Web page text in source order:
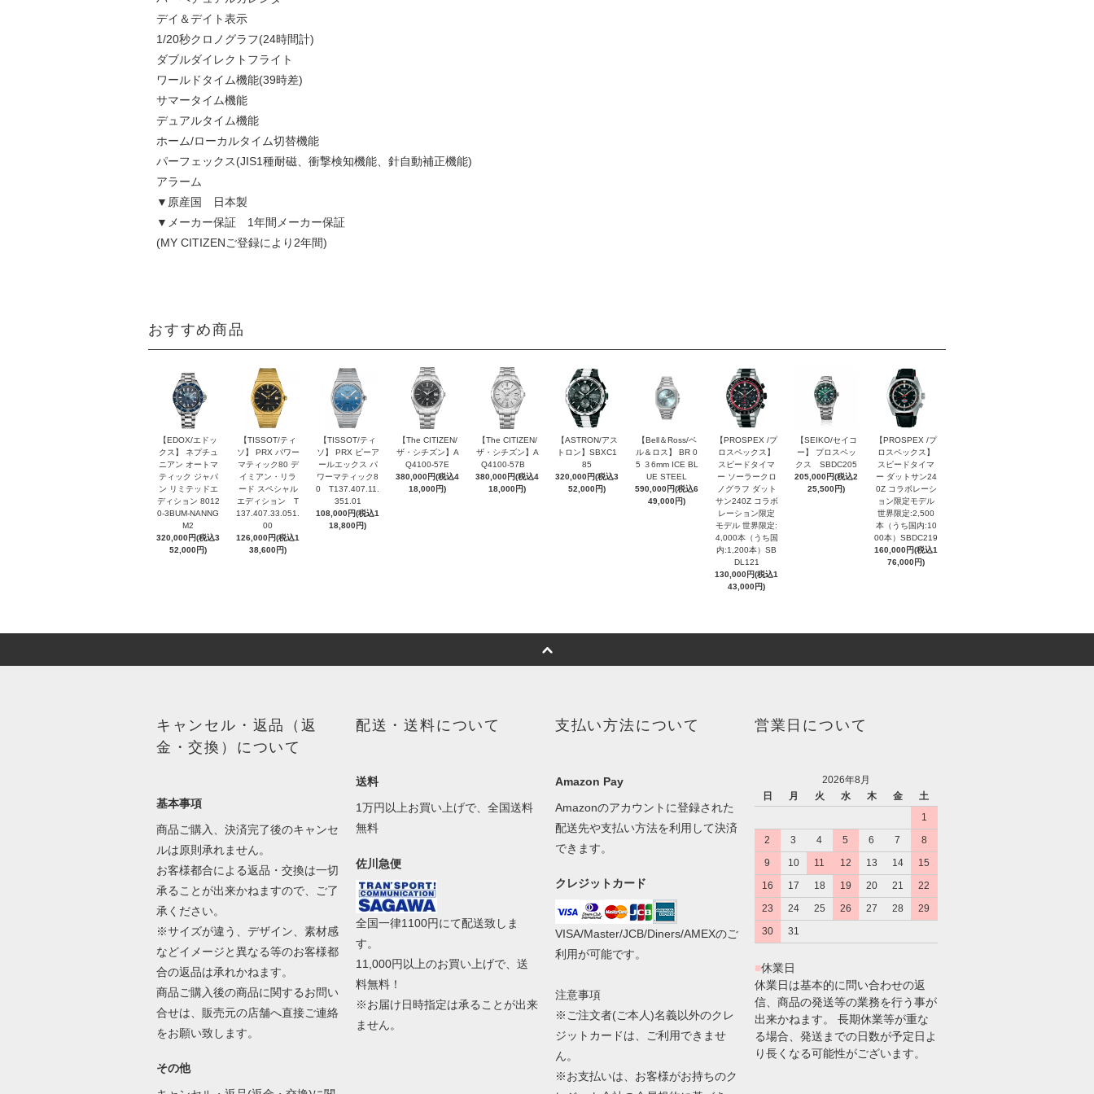
デイ＆デイト表示
1/20秒クロノグラフ(24時間計)
ダブルダイレクトフライト
ワールドタイム機能(39時差)
サマータイム機能
デュアルタイム機能
ホーム/ローカルタイム切替機能
パーフェックス(JIS1種耐磁、衝撃検知機能、針自動補正機能)
アラーム
▼原産国 日本製
▼メーカー保証 1年間メーカー保証
(MY CITIZENご登録により2年間)
おすすめ商品
【EDOX/エドッ
クス】 ネプチュ
ニアン オートマ
ティック ジャパ
ン リミテッドエ
ディション 8012
0-3BUM-NANNG
M2
320,000円(税込3
52,000円)
【TISSOT/ティ
ソ】 PRX パワー
マティック80 デ
イミアン・リラ
ード スペシャル
エディション T
137.407.33.051.
00
126,000円(税込1
38,600円)
【TISSOT/ティ
ソ】 PRX ピーア
ールエックス パ
ワーマティック8
0 T137.407.11.
351.01
108,000円(税込1
18,800円)
【The CITIZEN/
ザ・シチズン】A
Q4100-57E
380,000円(税込4
18,000円)
【The CITIZEN/
ザ・シチズン】A
Q4100-57B
380,000円(税込4
18,000円)
【ASTRON/アス
トロン】SBXC1
85
320,000円(税込3
52,000円)
【Bell＆Ross/ベ
ル＆ロス】 BR 0
5 ３6mm ICE BL
UE STEEL
590,000円(税込6
49,000円)
【PROSPEX /プ
ロスペックス】
スピードタイマ
ー ソーラークロ
ノグラフ ダット
サン240Z コラボ
レーション限定
モデル 世界限定:
4,000本（うち国
内:1,200本）SB
DL121
130,000円(税込1
43,000円)
【SEIKO/セイコ
ー】 プロスペッ
クス SBDC205
205,000円(税込2
25,500円)
【PROSPEX /プ
ロスペックス】
スピードタイマ
ー ダットサン24
0Z コラボレーシ
ョン限定モデル
世界限定:2,500
本（うち国内:10
00本）SBDC219
160,000円(税込1
76,000円)
キャンセル・返品（返
金・交換）について
基本事項
商品ご購入、決済完了後のキャンセ
ルは原則承れません。
お客様都合による返品・交換は一切
承ることが出来かねますので、ご了
承ください。
※サイズが違う、デザイン、素材感
などイメージと異なる等のお客様都
合の返品は承れかねます。
商品ご購入後の商品に関するお問い
合せは、販売元の店舗へ直接ご連絡
をお願い致します。
その他
配送・送料について
送料
1万円以上お買い上げで、全国送料
無料
佐川急便
全国一律1100円にて配送致しま
す。
11,000円以上のお買い上げで、送
料無料！
※お届け日時指定は承ることが出来
ません。
支払い方法について
Amazon Pay
Amazonのアカウントに登録された
配送先や支払い方法を利用して決済
できます。
クレジットカード
VISA/Master/JCB/Diners/AMEXのご
利用が可能です。
注意事項
※ご注文者(ご本人)名義以外のクレ
ジットカードは、ご利用できませ
ん。
※お支払いは、お客様がお持ちのク
営業日について
2026年8月
日
月 火 水 木 金
土
1
2
3 4 5 6 7
8
9
10 11 12 13 14
15
16
17 18 19 20 21
22
23
24 25 26 27 28
29
30
31
■休業日
休業日は基本的に問い合わせの返
信、商品の発送等の業務を行う事が
出来かねます。 長期休業等が重な
る場合、発送までの日数が予定日よ
り長くなる可能性がございます。